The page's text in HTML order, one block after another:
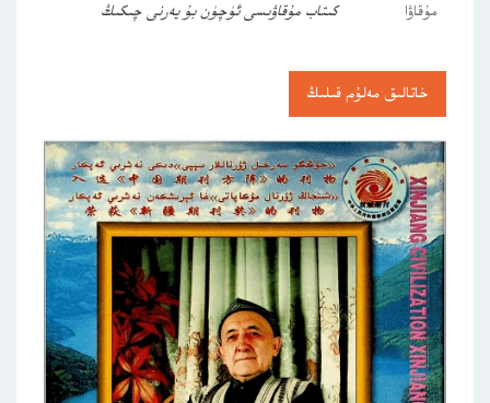
مۇقاۋا
كىتاب مۇقاۋىسى ئۈچۈن بۇ يەرنى چىكىڭ
خاتالىق مەلۇم قىلىڭ